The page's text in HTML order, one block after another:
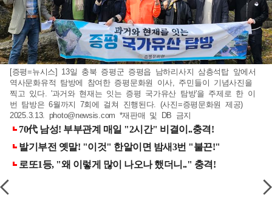
[증평=뉴시스] 13일 충북 증평군 증평읍 남하리사지 삼층석탑 앞에서
역사문화유적 탐방에 참여한 증평문화원 이사, 주민들이 기념사진을
찍고 있다. '과거와 현재는 잇는 증평 국가유산 탐방'을 주제로 한 이
번 탐방은 6월까지 7회에 걸쳐 진행된다. (사진=증평문화원 제공)
2025.3.13. photo@newsis.com *재판매 및 DB 금지